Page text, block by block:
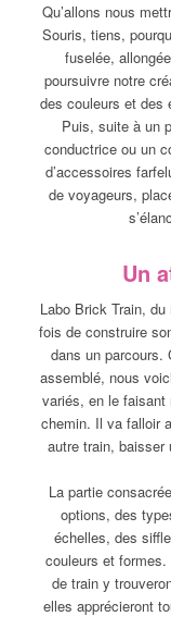
Qu’allons nous
Souris, tiens,
fuselée,
poursuivre notre
des couleurs et des
Puis, suite à un
conductrice ou un
d’accessoires
de voyageurs,
Un
Labo Brick Train,
fois de construire
dans un parcours.
assemblé, nous
variés, en le faisant
chemin. Il va falloir
autre train, baisser
La partie
options, des
échelles, des
couleurs et
de train y
elles apprécieront